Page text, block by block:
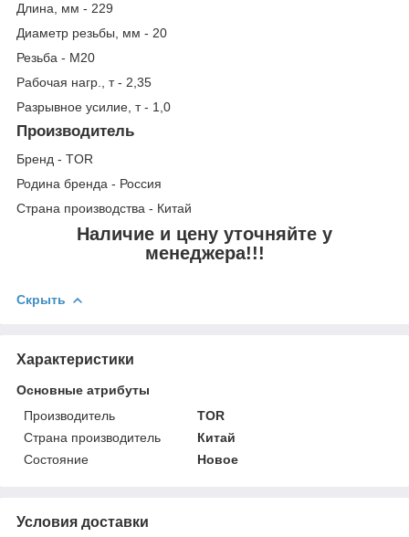
Длина, мм - 229
Диаметр резьбы, мм - 20
Резьба - М20
Рабочая нагр., т - 2,35
Разрывное усилие, т - 1,0
Производитель
Бренд - TOR
Родина бренда - Россия
Страна производства - Китай
Наличие и цену уточняйте у
менеджера!!!
Скрыть
Характеристики
Основные атрибуты
Производитель
TOR
Страна производитель
Китай
Состояние
Новое
Условия доставки